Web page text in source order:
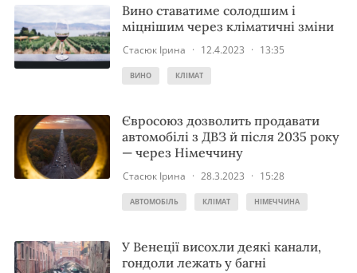
Вино ставатиме солодшим і
міцнішим через кліматичні зміни
Стасюк Ірина · 12.4.2023 · 13:35
ВИНО КЛІМАТ
Євросоюз дозволить продавати
автомобілі з ДВЗ й після 2035 року
— через Німеччину
Стасюк Ірина · 28.3.2023 · 15:28
АВТОМОБІЛЬ КЛІМАТ НІМЕЧЧИНА
У Венеції висохли деякі канали,
гондоли лежать у багні